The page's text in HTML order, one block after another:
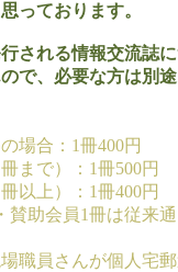
っております。
される情報交流誌
で、必要な方は別
場合：1冊400円
まで）：1冊500円
以上）：1冊400円
賛助会員1冊は従来
職員さんが個人宅